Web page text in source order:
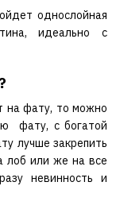
однослойная
идеально с
на фату, то можно
фату, с богатой
лучше закрепить
лоб или же на все
невинность и